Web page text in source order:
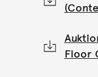
Floor